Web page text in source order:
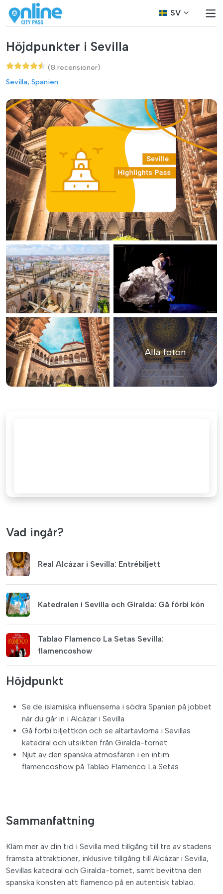
SV
Höjdpunkter i Sevilla
(8 recensioner)
Sevilla, Spanien
Alla foton
Vad ingår?
Real Alcázar i Sevilla: Entrébiljett
Katedralen i Sevilla och Giralda: Gå förbi kön
Tablao Flamenco La Setas Sevilla:
flamencoshow
Höjdpunkt
Se de islamiska influenserna i södra Spanien på jobbet
när du går in i Alcázar i Sevilla
Gå förbi biljettkön och se altartavlorna i Sevillas
katedral och utsikten från Giralda-tornet
Njut av den spanska atmosfären i en intim
flamencoshow på Tablao Flamenco La Setas
Sammanfattning
Kläm mer av din tid i Sevilla med tillgång till tre av stadens
främsta attraktioner, inklusive tillgång till Alcázar i Sevilla,
Sevillas katedral och Giralda-tornet, samt bevittna den
spanska konsten att flamenco på en autentisk tablao.